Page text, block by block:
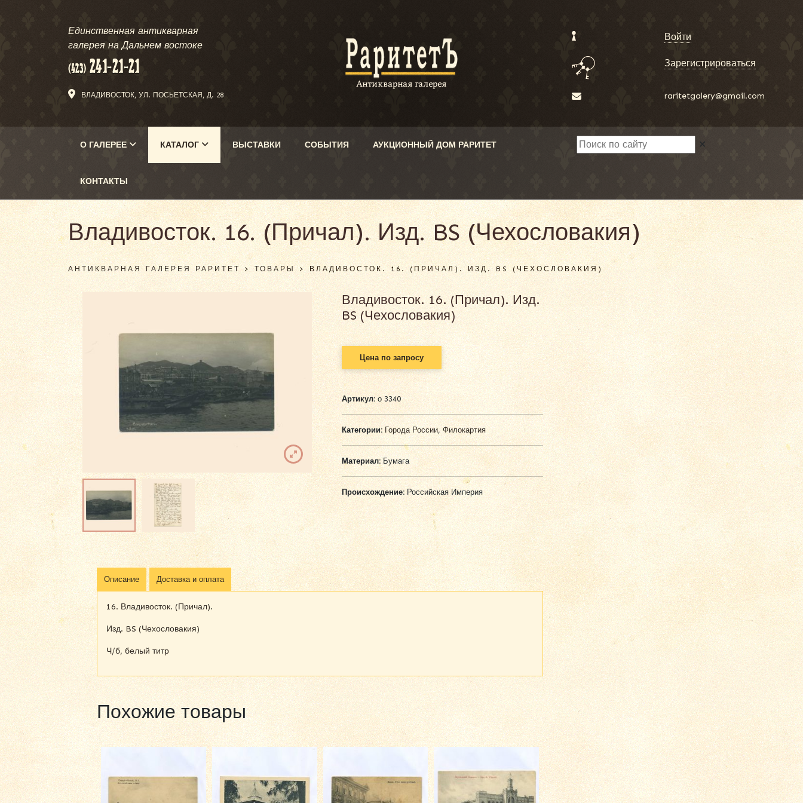
Единственная антикварная
галерея на Дальнем востоке
ВЛАДИВОСТОК, УЛ. ПОСЬЕТСКАЯ, Д. 28
Войти
Зарегистрироваться
raritetgalery@gmail.com
О ГАЛЕРЕЕ КАТАЛОГ ВЫСТАВКИ СОБЫТИЯ АУКЦИОННЫЙ ДОМ РАРИТЕТ
КОНТАКТЫ
✕
Владивосток. 16. (Причал). Изд. BS (Чехословакия)
АНТИКВАРНАЯ ГАЛЕРЕЯ РАРИТЕТ >ТОВАРЫ> ВЛАДИВОСТОК. 16. (ПРИЧАЛ). ИЗД. BS (ЧЕХОСЛОВАКИЯ)
Владивосток. 16. (Причал). Изд.
BS (Чехословакия)
Цена по запросу
Артикул:о 3340
Категории: Города России,Филокартия
Материал:Бумага
Происхождение:Российская Империя
Описание Доставка и оплата
16. Владивосток. (Причал).
Изд. BS (Чехословакия)
Ч/б, белый титр
Похожие товары